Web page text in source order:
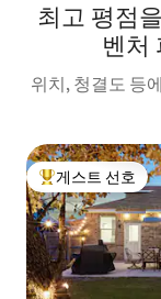
최고 평점
벤처
위치, 청결도 등
상위 게스트 선호
게스트 선호